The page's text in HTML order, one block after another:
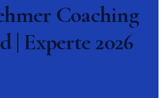
Coaching
| Experte 2026